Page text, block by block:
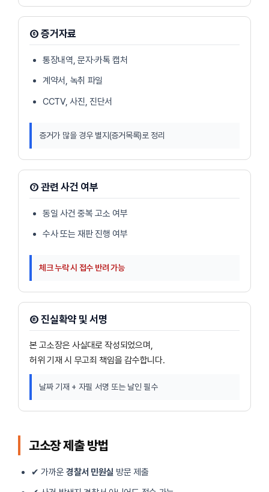
⑥ 증거자료
통장내역, 문자·카톡 캡처
계약서, 녹취 파일
CCTV, 사진, 진단서
증거가 많을 경우 별지(증거목록)로 정리
⑦ 관련 사건 여부
동일 사건 중복 고소 여부
수사 또는 재판 진행 여부
체크 누락 시 접수 반려 가능
⑧ 진실확약 및 서명
본 고소장은 사실대로 작성되었으며,
허위 기재 시 무고죄 책임을 감수합니다.
날짜 기재 + 자필 서명 또는 날인 필수
고소장 제출 방법
✔ 가까운경찰서 민원실 방문 제출